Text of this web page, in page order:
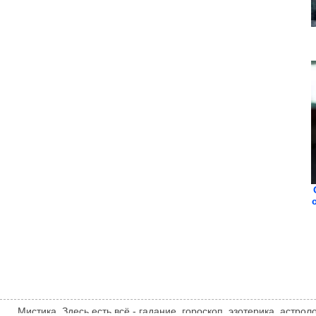
Мистика. Здесь есть всё - гадание, гороскоп, эзотерика,